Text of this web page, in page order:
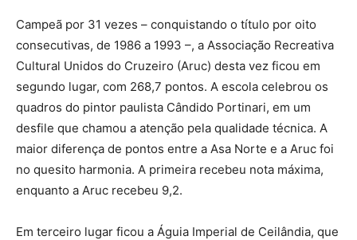
Campeã por 31 vezes – conquistando o título por oito
consecutivas, de 1986 a 1993 –, a Associação Recreativa
Cultural Unidos do Cruzeiro (Aruc) desta vez ficou em
segundo lugar, com 268,7 pontos. A escola celebrou os
quadros do pintor paulista Cândido Portinari, em um
desfile que chamou a atenção pela qualidade técnica. A
maior diferença de pontos entre a Asa Norte e a Aruc foi
no quesito harmonia. A primeira recebeu nota máxima,
enquanto a Aruc recebeu 9,2.
Em terceiro lugar ficou a Águia Imperial de Ceilândia, que